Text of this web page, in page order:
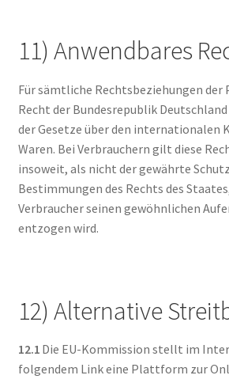
11) Anwendbares
Für sämtliche Rechtsbeziehungen der
Recht der Bundesrepublik
der Gesetze über den internationalen
Waren. Bei Verbrauchern gilt diese
insoweit, als nicht der gewährte
Bestimmungen des Rechts des
Verbraucher seinen gewöhnlichen
entzogen wird.
12) Alternative
12.1 Die EU-Kommission stellt im
folgendem Link eine Plattform zur